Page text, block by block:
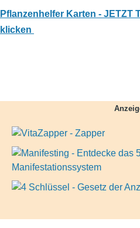
Pflanzenhelfer Karten - JETZT
klicken